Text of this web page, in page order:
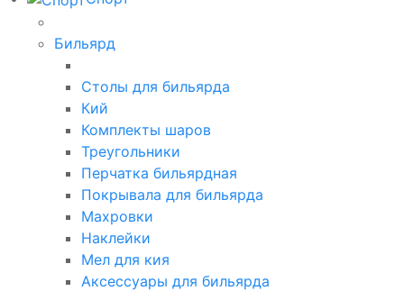
Бильярд
Столы для бильярда
Кий
Комплекты шаров
Треугольники
Перчатка бильярдная
Покрывала для бильярда
Махровки
Наклейки
Мел для кия
Аксессуары для бильярда